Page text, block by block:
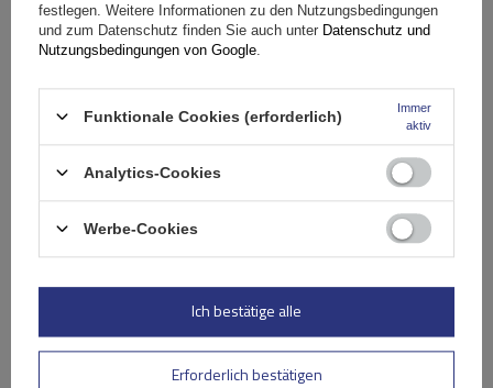
Mont Blanc AMC 5415 Stahldachträger
festlegen. Weitere Informationen zu den Nutzungsbedingungen
und zum Datenschutz finden Sie auch unter Datenschutz und
Nutzungsbedingungen von Google
Funktionale Cookies (erforderlich)
Immer
aktiv
Analytics-Cookies
Werbe-Cookies
Erforderlich bestätigen
Ich bestätige alle